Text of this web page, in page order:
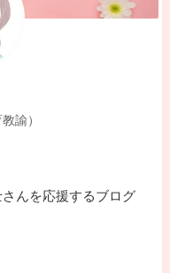
諭）
んを応援するブログ